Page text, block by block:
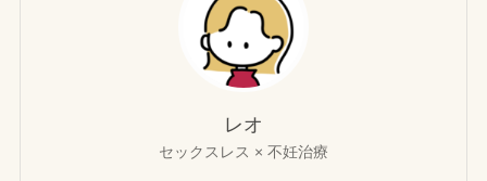
レオ
セックスレス × 不妊治療